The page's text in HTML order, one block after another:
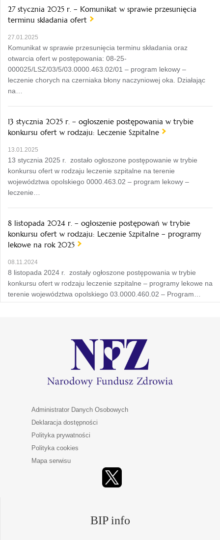
27 stycznia 2025 r. – Komunikat w sprawie przesunięcia
terminu składania ofert
27.01.2025
Komunikat w sprawie przesunięcia terminu składania oraz
otwarcia ofert w postępowania: 08-25-
000025/LSZ/03/5/03.0000.463.02/01 – program lekowy –
leczenie chorych na czerniaka błony naczyniowej oka. Działając
na…
13 stycznia 2025 r. – ogłoszenie postępowania w trybie
konkursu ofert w rodzaju: Leczenie Szpitalne
13.01.2025
13 stycznia 2025 r. zostało ogłoszone postępowanie w trybie
konkursu ofert w rodzaju leczenie szpitalne na terenie
województwa opolskiego 0000.463.02 – program lekowy –
leczenie…
8 listopada 2024 r. – ogłoszenie postępowań w trybie
konkursu ofert w rodzaju: Leczenie Szpitalne – programy
lekowe na rok 2025
08.11.2024
8 listopada 2024 r. zostały ogłoszone postępowania w trybie
konkursu ofert w rodzaju leczenie szpitalne – programy lekowe na
terenie województwa opolskiego 03.0000.460.02 – Program…
Administrator Danych Osobowych
Deklaracja dostępności
Polityka prywatności
Polityka cookies
Mapa serwisu
BIP info